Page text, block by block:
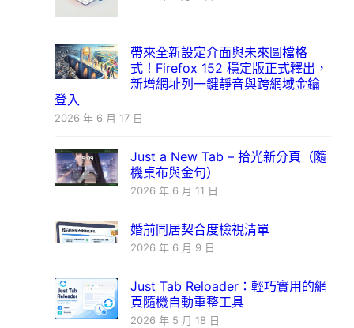
帶來全新設定介面與未來圖檔格
式！Firefox 152 穩定版正式釋出，
新增網址列一鍵靜音與跨網域金鑰
登入
2026 年 6 月 17 日
Just a New Tab – 拾光新分頁（隨
機桌布與金句）
2026 年 6 月 11 日
婚前同居契合度檢視清單
2026 年 6 月 9 日
Just Tab Reloader：輕巧實用的網
頁隨機自動重整工具
2026 年 5 月 18 日